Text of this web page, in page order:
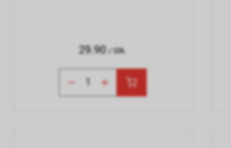
29.90 / Stk.